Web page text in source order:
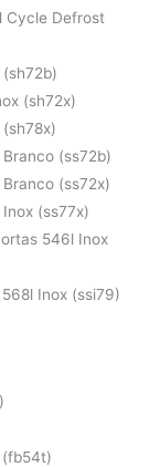
Cycle Defrost
(sh72x)
(ss72b)
(ss72x)
(ss77x)
546l Inox
Inox (ssi79)
(fb54t)